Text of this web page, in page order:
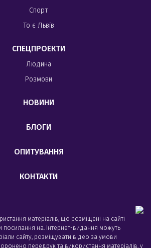
Спорт
То є Львів
СПЕЦПРОЕКТИ
Людина
Розмови
НОВИНИ
БЛОГИ
ОПИТУВАННЯ
КОНТАКТИ
матеріалів, що розміщені на сайті
посилання на. Інтернет-видання можуть
сайту, розміщувати відео за умови
передрук та використання матеріалів, у